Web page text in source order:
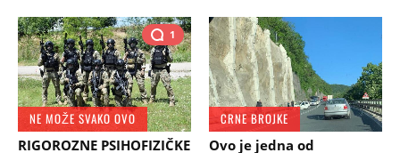
1
NE MOŽE SVAKO OVO
RIGOROZNE PSIHOFIZIČKE
CRNE BROJKE
Ovo je jedna od